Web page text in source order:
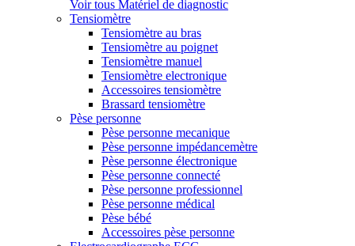
Voir tous Matériel de diagnostic
Tensiomètre
Tensiomètre au bras
Tensiomètre au poignet
Tensiomètre manuel
Tensiomètre electronique
Accessoires tensiomètre
Brassard tensiomètre
Pèse personne
Pèse personne mecanique
Pèse personne impédancemètre
Pèse personne électronique
Pèse personne connecté
Pèse personne professionnel
Pèse personne médical
Pèse bébé
Accessoires pèse personne